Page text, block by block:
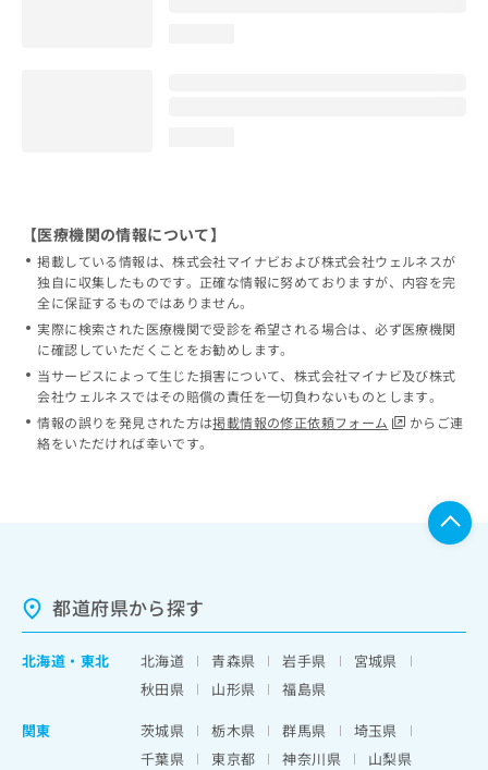
【医療機関の情報について】
掲載している情報は、株式会社マイナビおよび株式会社ウェルネスが
独自に収集したものです。正確な情報に努めておりますが、内容を完
全に保証するものではありません。
実際に検索された医療機関で受診を希望される場合は、必ず医療機関
に確認していただくことをお勧めします。
当サービスによって生じた損害について、株式会社マイナビ及び株式
会社ウェルネスではその賠償の責任を一切負わないものとします。
情報の誤りを発見された方は掲載情報の修正依頼フォーム
からご連
絡をいただければ幸いです。
都道府県から探す
北海道 ・ 東北 北海道 青森県 岩手県
宮城県
秋田県
山形県
福島県
関東
茨城県 栃木県 群馬県
埼玉県
千葉県
東京都 神奈川県
山梨県